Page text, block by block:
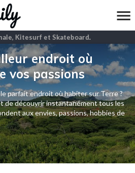
Kitesurf et Skateboard.
endroit où
vos passions
parfait endroit où habiter sur Terre ?
de découvrir instantanément tous les
aux envies, passions, hobbies de